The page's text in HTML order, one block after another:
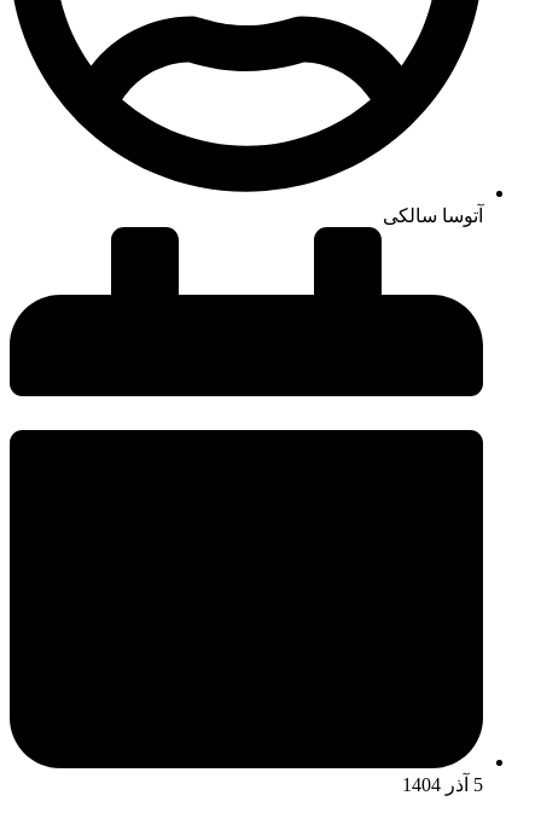
آتوسا سالکی
5 آذر 1404